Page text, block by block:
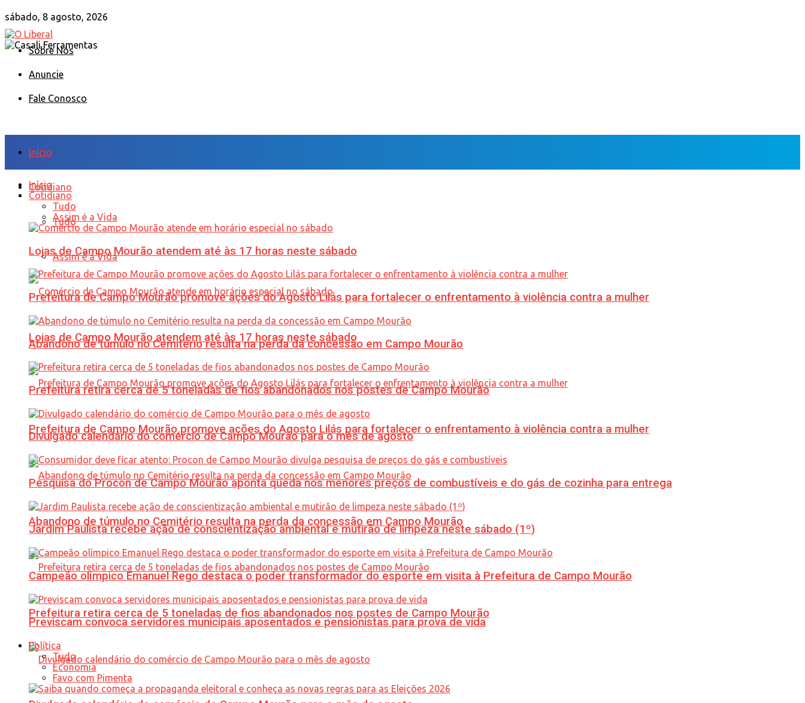
sábado, 8 agosto, 2026
Sobre Nós
Anuncie
Fale Conosco
Início
Cotidiano
Tudo
Assim é a Vida
Lojas de Campo Mourão atendem até às 17 horas neste sábado
Prefeitura de Campo Mourão promove ações do Agosto Lilás para fortalecer o enfrentamento à violência contra a mulher
Abandono de túmulo no Cemitério resulta na perda da concessão em Campo Mourão
Prefeitura retira cerca de 5 toneladas de fios abandonados nos postes de Campo Mourão
Início
Cotidiano
Tudo
Assim é a Vida
Lojas de Campo Mourão atendem até às 17 horas neste sábado
Prefeitura de Campo Mourão promove ações do Agosto Lilás para fortalecer o enfrentamento à violência contra a mulher
Abandono de túmulo no Cemitério resulta na perda da concessão em Campo Mourão
Prefeitura retira cerca de 5 toneladas de fios abandonados nos postes de Campo Mourão
Divulgado calendário do comércio de Campo Mourão para o mês de agosto
Pesquisa do Procon de Campo Mourão aponta queda nos menores preços de combustíveis e do gás de cozinha para entrega
Jardim Paulista recebe ação de conscientização ambiental e mutirão de limpeza neste sábado (1º)
Campeão olímpico Emanuel Rego destaca o poder transformador do esporte em visita à Prefeitura de Campo Mourão
Previscam convoca servidores municipais aposentados e pensionistas para prova de vida
Política
Tudo
Economia
Favo com Pimenta